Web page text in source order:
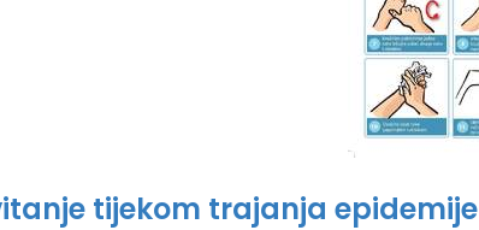
tijekom trajanja epidemije